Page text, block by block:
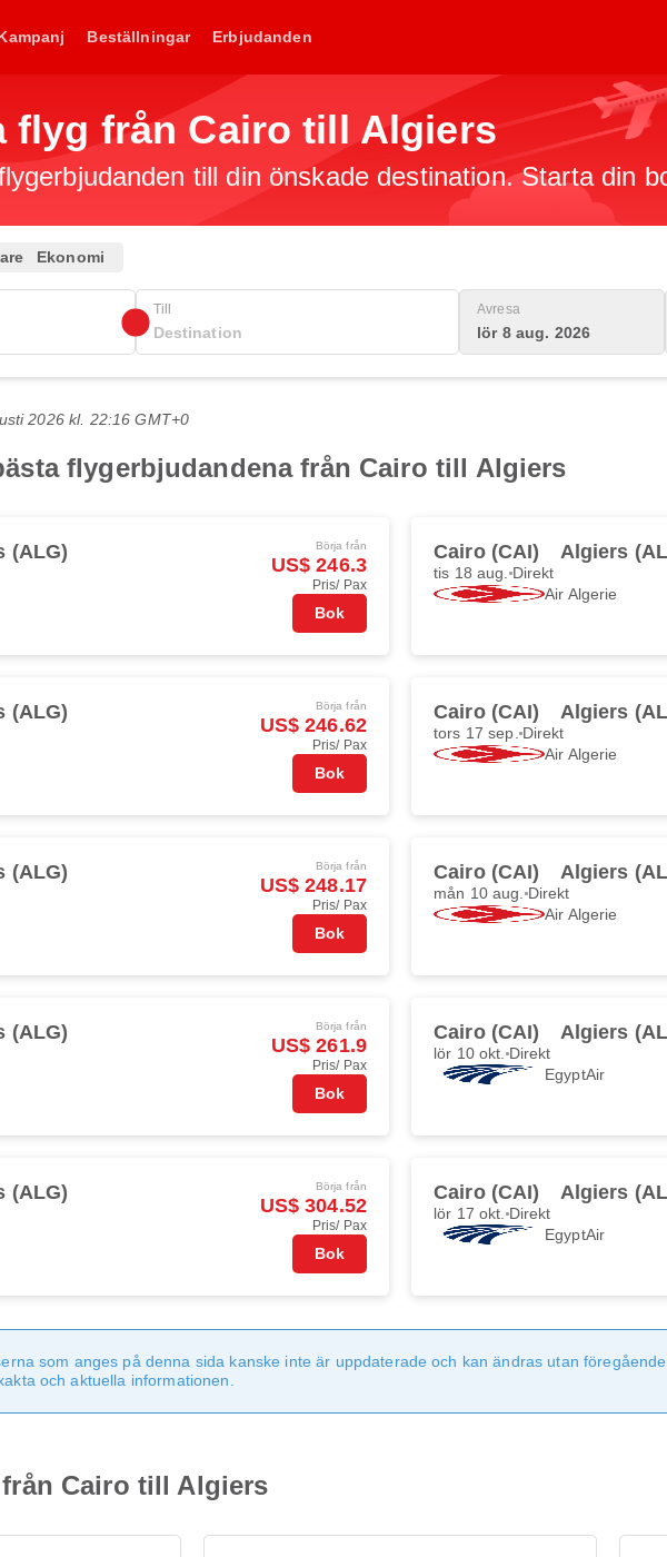
Beställningar Erbjudanden
flyg från Cairo till Algiers
till din önskade destination. Starta din
Ekonomi
Till Avresa
lör 8 aug. 2026
2026 kl. 22:16 GMT+0
flygerbjudandena från Cairo till Algiers
(ALG) Börja från
US$ 246.3
Pris/ Pax
Bok
Cairo (CAI) Algiers
tis 18 aug. Direkt
Air Algerie
(ALG) Börja från
US$ 246.62
Pris/ Pax
Bok
Cairo (CAI) Algiers
tors 17 sep. Direkt
Air Algerie
(ALG) Börja från
US$ 248.17
Pris/ Pax
Bok
Cairo (CAI) Algiers
mån 10 aug. Direkt
Air Algerie
(ALG) Börja från
US$ 261.9
Pris/ Pax
Bok
Cairo (CAI) Algiers
lör 10 okt. Direkt
EgyptAir
(ALG) Börja från
US$ 304.52
Pris/ Pax
Bok
Cairo (CAI) Algiers
lör 17 okt. Direkt
EgyptAir
som anges på denna sida kanske inte är uppdaterade och kan ändras utan
och aktuella informationen.
Cairo till Algiers